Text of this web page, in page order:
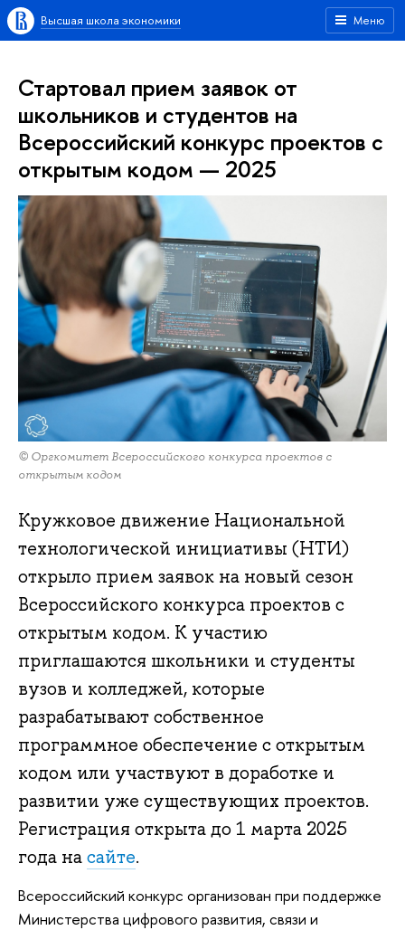
Меню
Высшая школа экономики
Стартовал прием заявок от
школьников и студентов на
Всероссийский конкурс проектов с
открытым кодом — 2025
© Оргкомитет Всероссийского конкурса проектов с
открытым кодом
Кружковое движение Национальной
технологической инициативы (НТИ)
открыло прием заявок на новый сезон
Всероссийского конкурса проектов с
открытым кодом. К участию
приглашаются школьники и студенты
вузов и колледжей, которые
разрабатывают собственное
программное обеспечение с открытым
кодом или участвуют в доработке и
развитии уже существующих проектов.
Регистрация открыта до 1 марта 2025
года насайте.
Всероссийский конкурс организован при поддержке
Министерства цифрового развития, связи и